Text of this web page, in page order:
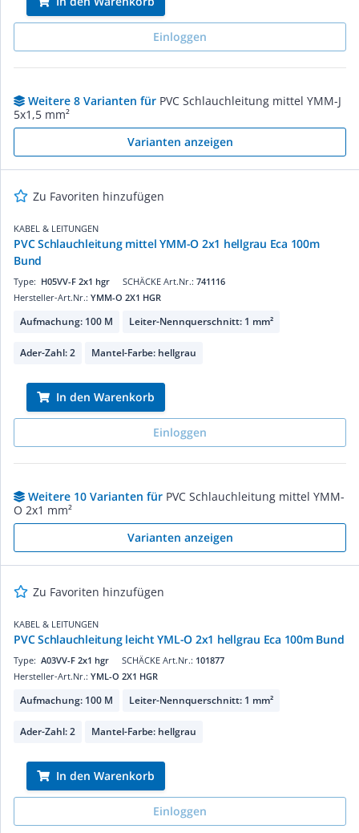
Einloggen
Weitere 8 Varianten für PVC Schlauchleitung mittel YMM-J
5x1,5 mm²
Varianten anzeigen
Zu Favoriten hinzufügen
KABEL & LEITUNGEN
PVC Schlauchleitung mittel YMM-O 2x1 hellgrau Eca 100m
Bund
SCHÄCKE Art.Nr.: 741116
Type: H05VV-F 2x1 hgr
Hersteller-Art.Nr.: YMM-O 2X1 HGR
Aufmachung: 100 M Leiter-Nennquerschnitt: 1 mm²
Ader-Zahl: 2 Mantel-Farbe: hellgrau
In den Warenkorb
Einloggen
Weitere 10 Varianten für PVC Schlauchleitung mittel YMM-
O 2x1 mm²
Varianten anzeigen
Zu Favoriten hinzufügen
KABEL & LEITUNGEN
PVC Schlauchleitung leicht YML-O 2x1 hellgrau Eca 100m Bund
SCHÄCKE Art.Nr.: 101877
Type: A03VV-F 2x1 hgr
Hersteller-Art.Nr.: YML-O 2X1 HGR
Aufmachung: 100 M Leiter-Nennquerschnitt: 1 mm²
Ader-Zahl: 2 Mantel-Farbe: hellgrau
In den Warenkorb
Einloggen